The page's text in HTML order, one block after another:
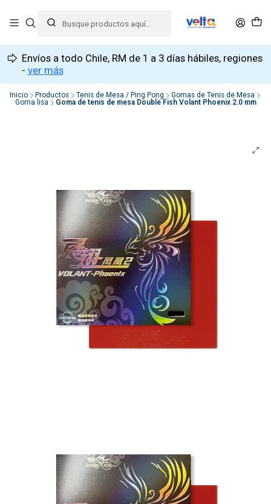
Envíos a todo Chile, RM de 1 a 3 días hábiles, regiones
- ver más
Inicio Productos Tenis de Mesa / Ping Pong
Gomas de Tenis de Mesa
Goma lisa
Goma de tenis de mesa Double Fish Volant Phoenix 2.0 mm